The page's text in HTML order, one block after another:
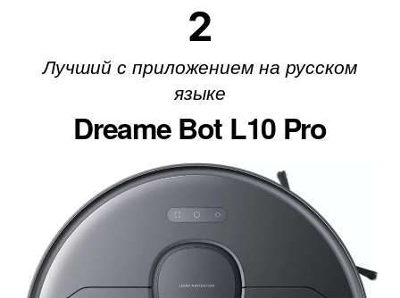
2
Лучший с приложением на русском
языке
Dreame Bot L10 Pro